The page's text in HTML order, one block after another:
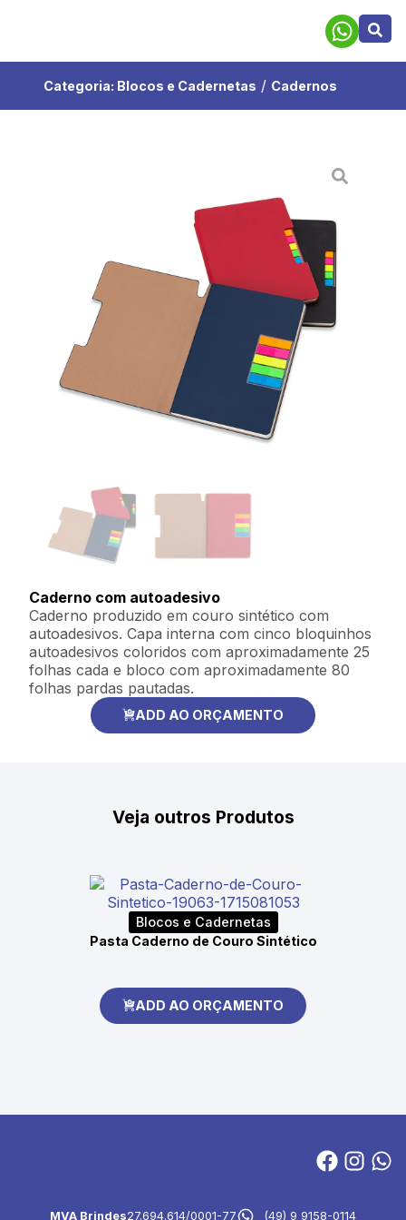
Categoria: Blocos e Cadernetas / Cadernos
Caderno com autoadesivo
Caderno produzido em couro sintético com
autoadesivos. Capa interna com cinco bloquinhos
autoadesivos coloridos com aproximadamente 25
folhas cada e bloco com aproximadamente 80
folhas pardas pautadas.
ADD AO ORÇAMENTO
Veja outros Produtos
Blocos e Cadernetas
Pasta Caderno de Couro Sintético
ADD AO ORÇAMENTO
MVA Brindes27.694.614/0001-77 (49) 9 9158-0114